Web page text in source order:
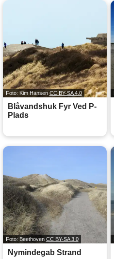
Foto: Kim Hansen CC BY-SA 4.0
Blåvandshuk Fyr Ved P-
Plads
Foto: Beethoven CC BY-SA 3.0
Nymindegab Strand